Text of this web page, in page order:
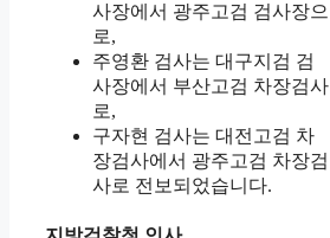
사장에서 광주고검 검사장으
로,
주영환 검사는 대구지검 검
사장에서 부산고검 차장검사
로,
구자현 검사는 대전고검 차
장검사에서 광주고검 차장검
사로 전보되었습니다.